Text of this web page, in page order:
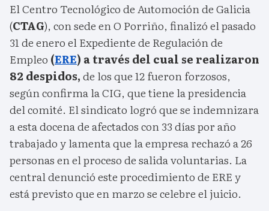
El Centro Tecnológico de Automoción de Galicia
(CTAG), con sede en O Porriño, finalizó el pasado
31 de enero el Expediente de Regulación de
Empleo (ERE) a través del cual se realizaron
82 despidos,de los que 12 fueron forzosos,
según confirma la CIG, que tiene la presidencia
del comité. El sindicato logró que se indemnizara
a esta docena de afectados con 33 días por año
trabajado y lamenta que la empresa rechazó a 26
personas en el proceso de salida voluntarias. La
central denunció este procedimiento de ERE y
está previsto que en marzo se celebre el juicio.